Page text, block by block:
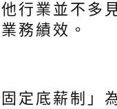
行業並不多
務績效。
定底薪制